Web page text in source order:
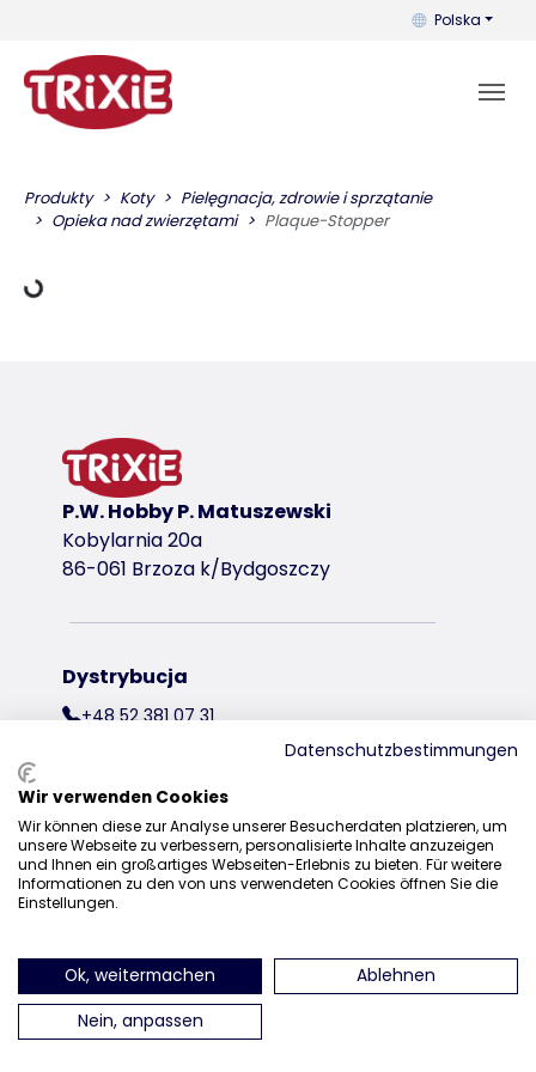
Możesz
Polska
Produkty Koty
Pielęgnacja, zdrowie i sprzątanie
Opieka nad zwierzętami
Plaque-Stopper
Dane ładowania
P.W. Hobby P. Matuszewski
Kobylarnia 20a
86-061 Brzoza k/Bydgoszczy
Dystrybucja
+48 52 381 07 31
znajdź nas na Instagramieznajdź nas na Facebooku
znajdź nas
Datenschutzbestimmungen
Wir verwenden Cookies
Wir können diese zur Analyse unserer Besucherdaten platzieren, um
unsere Webseite zu verbessern, personalisierte Inhalte anzuzeigen
und Ihnen ein großartiges Webseiten-Erlebnis zu bieten. Für weitere
Informationen zu den von uns verwendeten Cookies öffnen Sie die
Einstellungen.
Ok, weitermachen
Ablehnen
Nein, anpassen